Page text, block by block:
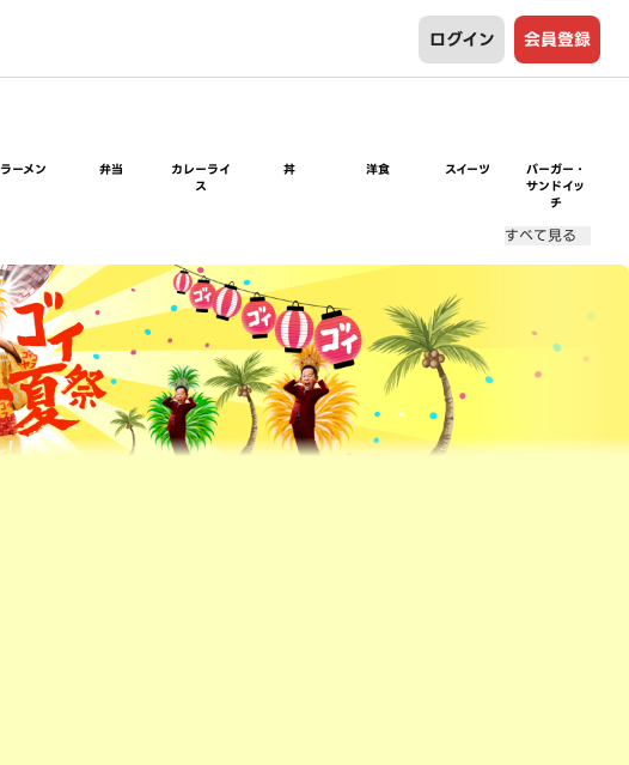
ログイン 会員登録
ラーメン 弁当
カレーライ
ス
丼 洋食 スイーツ
バーガー・
サンドイッ
チ
すべて見る